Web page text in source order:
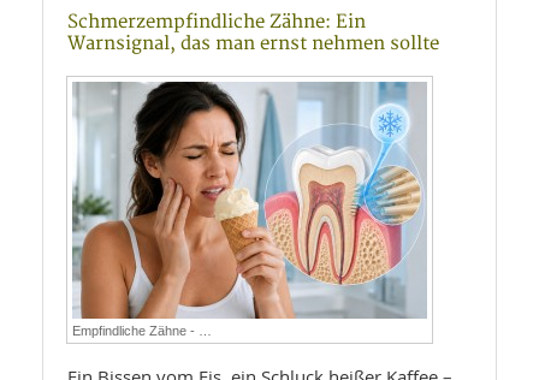
Schmerzempfindliche Zähne: Ein
Warnsignal, das man ernst nehmen sollte
Empfindliche Zähne - …